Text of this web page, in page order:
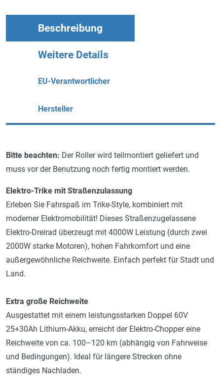
Beschreibung
Weitere Details
EU-Verantwortlicher
Hersteller
Bitte beachten: Der Roller wird teilmontiert geliefert und
muss vor der Benutzung noch fertig montiert werden.
Elektro-Trike mit Straßenzulassung
Erleben Sie Fahrspaß im Trike-Style, kombiniert mit
moderner Elektromobilität! Dieses Straßenzugelassene
Elektro-Dreirad überzeugt mit 4000W Leistung (durch zwei
2000W starke Motoren), hohen Fahrkomfort und eine
außergewöhnliche Reichweite. Einfach perfekt für Stadt und
Land.
Extra große Reichweite
Ausgestattet mit einem leistungsstarken Doppel 60V
25+30Ah Lithium-Akku, erreicht der Elektro-Chopper eine
Reichweite von ca. 100–120 km (abhängig von Fahrweise
und Bedingungen). Ideal für längere Strecken ohne
ständiges Nachladen.